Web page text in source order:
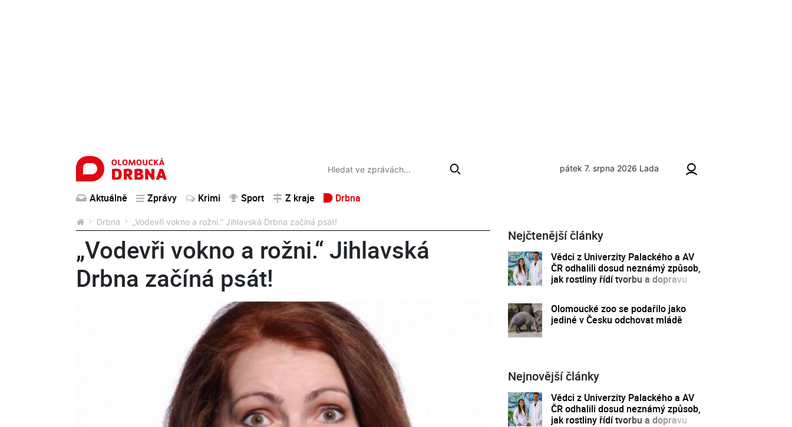
pátek 7. srpna 2026 Lada
Aktuálně Zprávy Krimi Sport Z kraje Drbna
Drbna „Vodevři vokno a rožni.“ Jihlavská Drbna začíná psát!
„Vodevři vokno a rožni.“ Jihlavská
Drbna začíná psát!
Nejčtenější články
Vědci z Univerzity Palackého a AV
ČR odhalili dosud neznámý způsob,
jak rostliny řídí tvorbu a dopravu
Olomoucké zoo se podařilo jako
jediné v Česku odchovat mládě
Nejnovější články
Vědci z Univerzity Palackého a AV
ČR odhalili dosud neznámý způsob,
jak rostliny řídí tvorbu a dopravu